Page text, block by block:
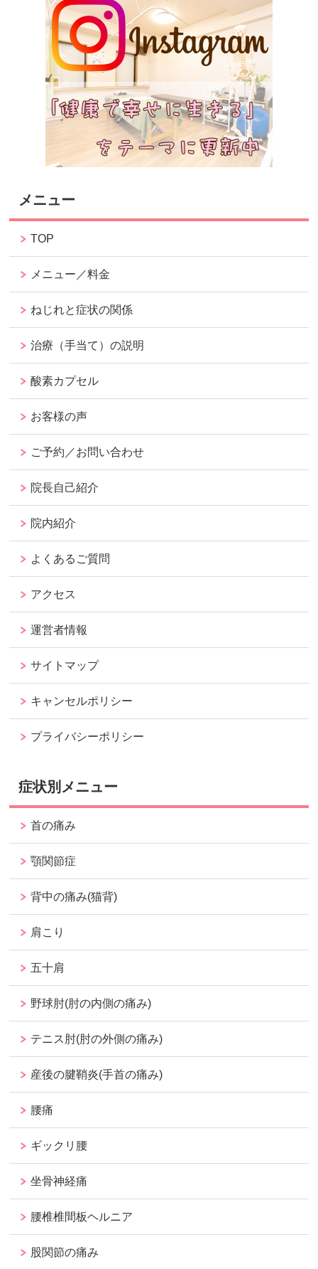
メニュー
TOP
メニュー／料金
ねじれと症状の関係
治療（手当て）の説明
酸素カプセル
お客様の声
ご予約／お問い合わせ
院長自己紹介
院内紹介
よくあるご質問
アクセス
運営者情報
サイトマップ
キャンセルポリシー
プライバシーポリシー
症状別メニュー
首の痛み
顎関節症
背中の痛み(猫背)
肩こり
五十肩
野球肘(肘の内側の痛み)
テニス肘(肘の外側の痛み)
産後の腱鞘炎(手首の痛み)
腰痛
ギックリ腰
坐骨神経痛
腰椎椎間板ヘルニア
股関節の痛み